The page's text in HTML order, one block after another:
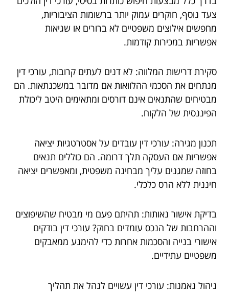
צעד נוסף, חוקרים עמוק יותר ברשומות הציבוריות,
מחפשים אילוצים משפטיים לא ברורים או שגיאות
אפשריות במכירות קודמות.
סקירת דרישות המלווה: לא דנים לעתים קרובות, עורכי דין
מנתחים את הסכמי ההלוואות אם מדובר במשכנתאות. הם
מבטיחים שהתנאים אינם דורסים ומתאימים היטב ליכולת
הפיננסית של הלקוח.
תכנון מגירה: עורכי דין עובדים על אסטרטגיות יציאה
אפשריות אם העסקה תלך דרומה. הם כוללים תנאים
בחוזה שמגנים עליך מבחינה משפטית, ומאפשרים יציאה
חיננית ללא הרס כלכלי.
בדיקת אישור נאותות: תהיתם פעם מי מבטיח שהשיפוצים
וההרחבות של הנכס עומדים בחוק? עורכי דין בודקים
אישורי בנייה והסכמות אחרות כדי להימנע ממאבקים
משפטיים עתידיים.
ניהול נאמנות: עורכי דין עשויים לנהל את תהליך